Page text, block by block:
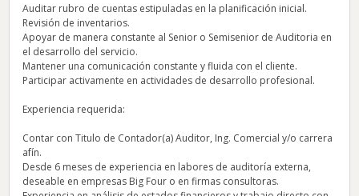
Auditar rubro de cuentas estipuladas en la planificación inicial.
Revisión de inventarios.
Apoyar de manera constante al Senior o Semisenior de Auditoria en
el desarrollo del servicio.
Mantener una comunicación constante y fluida con el cliente.
Participar activamente en actividades de desarrollo profesional.
Experiencia requerida:
Contar con Titulo de Contador(a) Auditor, Ing. Comercial y/o carrera
afín.
Desde 6 meses de experiencia en labores de auditoría externa,
deseable en empresas Big Four o en firmas consultoras.